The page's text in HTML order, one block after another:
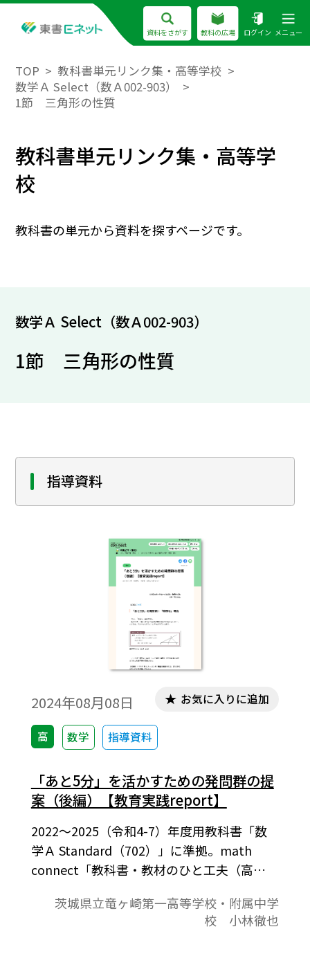
資料をさがす 教科の広場 ログイン メニュー
TOP
教科書単元リンク集・高等学校
数学Ａ Select（数Ａ002-903）
1節 三角形の性質
教科書単元リンク集・高等学
校
教科書の単元から資料を探すページです。
数学Ａ Select（数Ａ002-903）
1節 三角形の性質
指導資料
2024年08月08日
高 数学 指導資料
お気に入りに追加
「あと5分」を活かすための発問群の提
案（後編）【教育実践report】
2022～2025（令和4-7）年度用教科書「数
学Ａ Standard（702）」に準拠。math
connect「教科書・教材のひと工夫（高
いてご紹介します。数学には，一般に成り立
つ性質も特殊な場合には成り立たないこと
茨城県立竜ヶ崎第一高等学校・附属中学
校 小林徹也